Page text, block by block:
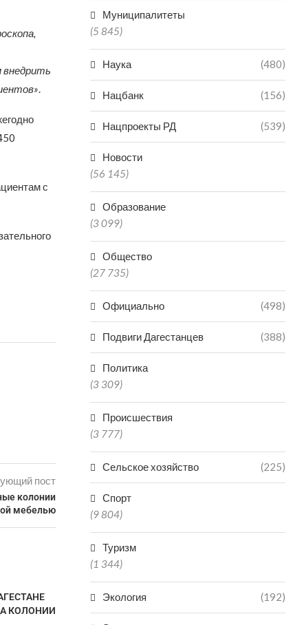
внедрить
.
с
пост
колонии
мебелью
КОЛОНИИ
Муниципалитеты
(5 845)
Наука (480)
Нацбанк (156)
Нацпроекты РД (539)
Новости
(56 145)
Образование
(3 099)
Общество
(27 735)
Официально (498)
Подвиги Дагестанцев (388)
Политика
(3 309)
Происшествия
(3 777)
Сельское хозяйство (225)
Спорт
(9 804)
Туризм
(1 344)
Экология (192)